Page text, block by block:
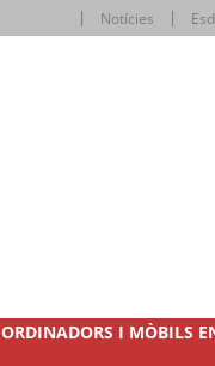
Notícies
ORDINADORS I MÒBILS